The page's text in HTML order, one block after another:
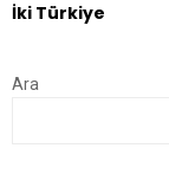
İki Türkiye
Ara